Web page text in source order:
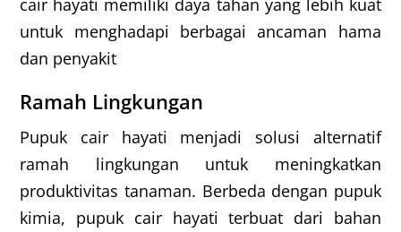
cair hayati memiliki daya tahan yang lebih kuat
untuk menghadapi berbagai ancaman hama
dan penyakit
Ramah Lingkungan
Pupuk cair hayati menjadi solusi alternatif
ramah lingkungan untuk meningkatkan
produktivitas tanaman. Berbeda dengan pupuk
kimia, pupuk cair hayati terbuat dari bahan